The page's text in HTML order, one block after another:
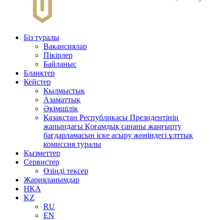
Біз туралы
Вакансиялар
Пікірлер
Байланыс
Бланктер
Кейстер
Қылмыстық
Азаматтық
Әкімшілік
Қазақстан Республикасы Президентінің
жанындағы Қоғамдық сананы жаңғырту
бағдарламасын іске асыру жөніндегі ұлттық
комиссия туралы
Қызметтер
Сервистер
Өзіңді тексер
Жарияланымдар
НҚА
KZ
RU
EN